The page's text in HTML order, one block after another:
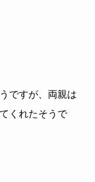
ですが、両親は
くれたそうで